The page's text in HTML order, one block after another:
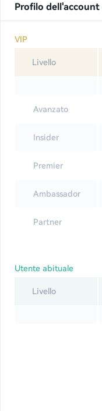
Profilo
VIP
Livello
Avanzato
Insider
Premier
Ambassador
Partner
Utente abituale
Livello